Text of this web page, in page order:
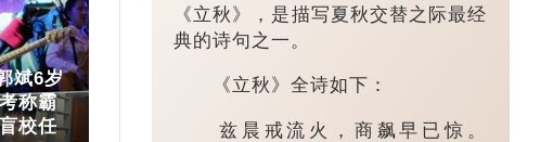
斌6岁
称霸
校任
《立秋》，是描写夏秋交替之际最经
典的诗句之一。
《立秋》全诗如下：
兹晨戒流火，商飙早已惊。